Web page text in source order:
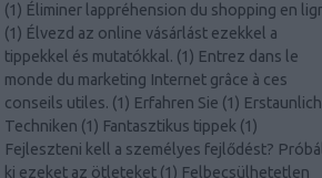
(1) Éliminer lappréhension du shopping en
(1) Élvezd az online vásárlást ezekkel a
tippekkel és mutatókkal. (1) Entrez dans le
monde du marketing Internet grâce à ces
conseils utiles. (1) Erfahren Sie (1)
Techniken (1) Fantasztikus tippek (1)
Fejleszteni kell a személyes fejlődést?
ki ezeket az ötleteket (1) Felbecsülhetetlen